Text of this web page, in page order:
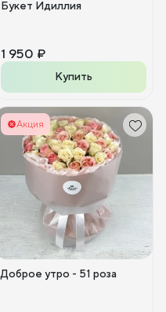
Букет Идиллия
1 950 ₽
Купить
Акция
Доброе утро - 51 роза